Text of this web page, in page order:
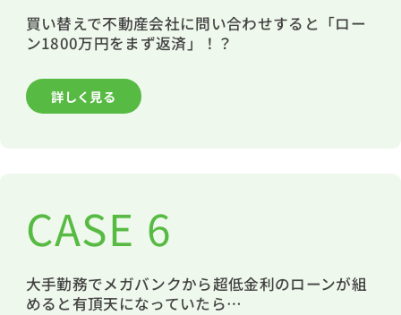
買い替えで不動産会社に問い合わせすると「ロー
ン1800万円をまず返済」！？
詳しく見る
CASE 6
大手勤務でメガバンクから超低金利のローンが組
めると有頂天になっていたら…